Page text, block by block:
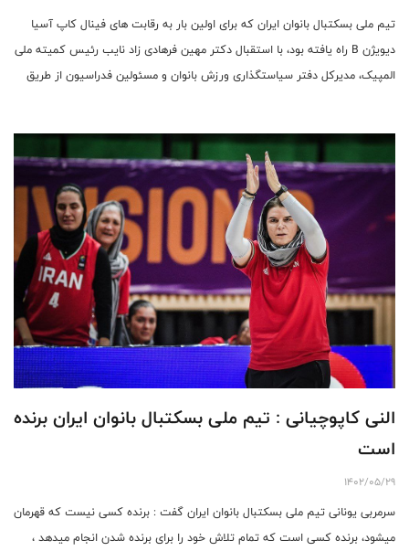
تیم ملی بسکتبال بانوان ایران که برای اولین بار به رقابت های فینال کاپ آسیا
دیویژن B راه یافته بود، با استقبال دکتر مهین فرهادی زاد نایب رئیس کمیته ملی
المپیک، مدیرکل دفتر سیاستگذاری ورزش بانوان و مسئولین فدراسیون از طریق
النی کاپوچیانی : تیم ملی بسکتبال بانوان ایران برنده
است
1402/05/29
سرمربی یونانی تیم ملی بسکتبال بانوان ایران گفت : برنده کسی نیست که قهرمان
میشود، برنده کسی است که تمام تلاش خود را برای برنده شدن انجام میدهد ،